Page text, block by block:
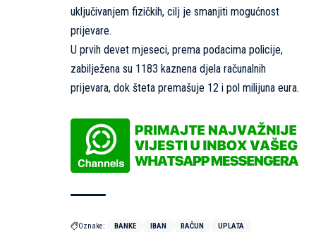
uključivanjem fizičkih, cilj je smanjiti mogućnost
prijevare.
U prvih devet mjeseci, prema podacima policije,
zabilježena su 1183 kaznena djela računalnih
prijevara, dok šteta premašuje 12 i pol milijuna eura.
Oznake: BANKE IBAN RAČUN UPLATA